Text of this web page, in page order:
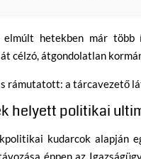
hetekben már
célzó, átgondolatlan
rámutatott: a tárcavezető
helyett politikai
kudarcok alapján
éppen az